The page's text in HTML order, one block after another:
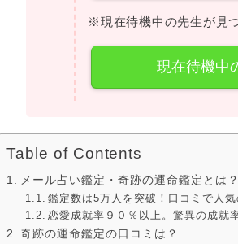
※現在待機中の先生が見
現在待機中
Table of Contents
メール占い鑑定・奇跡の運命鑑定とは？
鑑定数は5万人を突破！口コミで人
恋愛成就率９０％以上。驚異の成就
奇跡の運命鑑定の口コミは？